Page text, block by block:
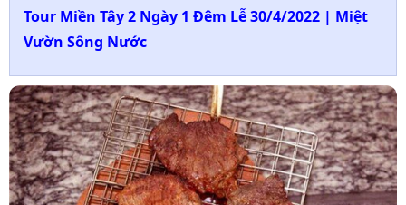
Tour Miền Tây 2 Ngày 1 Đêm Lễ 30/4/2022 | Miệt
Vườn Sông Nước